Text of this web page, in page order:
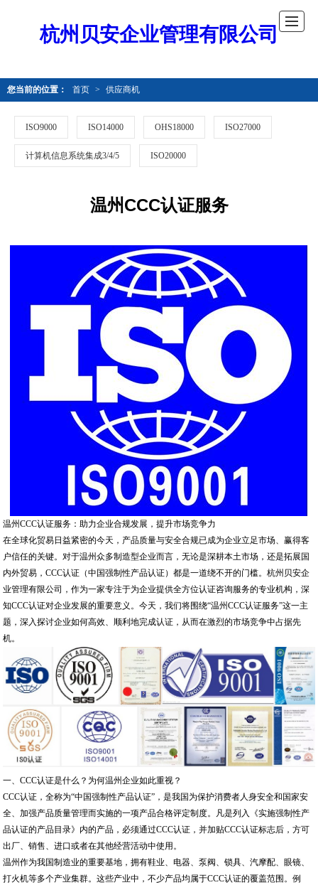
杭州贝安企业管理有限公司
您当前的位置： 首页 > 供应商机
ISO9000 ISO14000 OHS18000 ISO27000
计算机信息系统集成3/4/5 ISO20000
温州CCC认证服务
温州CCC认证服务：助力企业合规发展，提升市场竞争力
在全球化贸易日益紧密的今天，产品质量与安全合规已成为企业立足市场、赢得客
户信任的关键。对于温州众多制造型企业而言，无论是深耕本土市场，还是拓展国
内外贸易，CCC认证（中国强制性产品认证）都是一道绕不开的门槛。杭州贝安企
业管理有限公司，作为一家专注于为企业提供全方位认证咨询服务的专业机构，深
知CCC认证对企业发展的重要意义。今天，我们将围绕“温州CCC认证服务”这一主
题，深入探讨企业如何高效、顺利地完成认证，从而在激烈的市场竞争中占据先
机。
一、CCC认证是什么？为何温州企业如此重视？
CCC认证，全称为“中国强制性产品认证”，是我国为保护消费者人身安全和国家安
全、加强产品质量管理而实施的一项产品合格评定制度。凡是列入《实施强制性产
品认证的产品目录》内的产品，必须通过CCC认证，并加贴CCC认证标志后，方可
出厂、销售、进口或者在其他经营活动中使用。
温州作为我国制造业的重要基地，拥有鞋业、电器、泵阀、锁具、汽摩配、眼镜、
打火机等多个产业集群。这些产业中，不少产品均属于CCC认证的覆盖范围。例